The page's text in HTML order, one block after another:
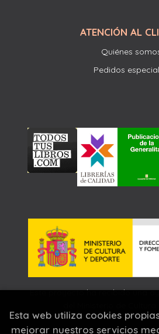
ATENCIÓN AL
Quiénes
Pedidos
Este proyecto ha recibido una
Esta web utiliza cookies
mejorar nuestros servicios